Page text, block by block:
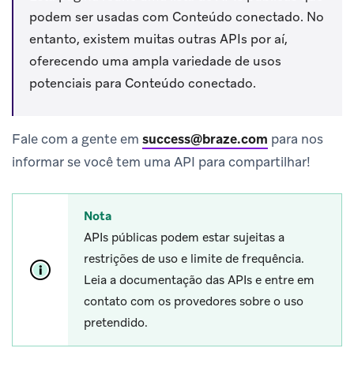
podem ser usadas com Conteúdo conectado. No
entanto, existem muitas outras APIs por aí,
oferecendo uma ampla variedade de usos
potenciais para Conteúdo conectado.
Fale com a gente em success@braze.com para nos
informar se você tem uma API para compartilhar!
Nota
APIs públicas podem estar sujeitas a
restrições de uso e limite de frequência.
Leia a documentação das APIs e entre em
contato com os provedores sobre o uso
pretendido.